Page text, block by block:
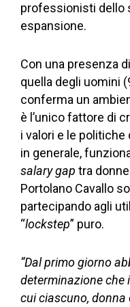
professionisti dello
espansione.
Con una presenza
quella degli uomini
conferma un
è l’unico fattore di
i valori e le politiche
in generale,
salary gap tra
Portolano Cavallo
partecipando agli
“lockstep” puro.
“Dal primo giorno
determinazione che
cui ciascuno, donna